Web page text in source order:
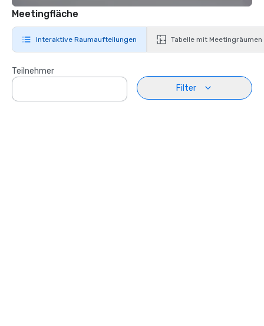
Meetingfläche
Interaktive Raumaufteilungen Tabelle mit Meetingräumen
Teilnehmer
Filter